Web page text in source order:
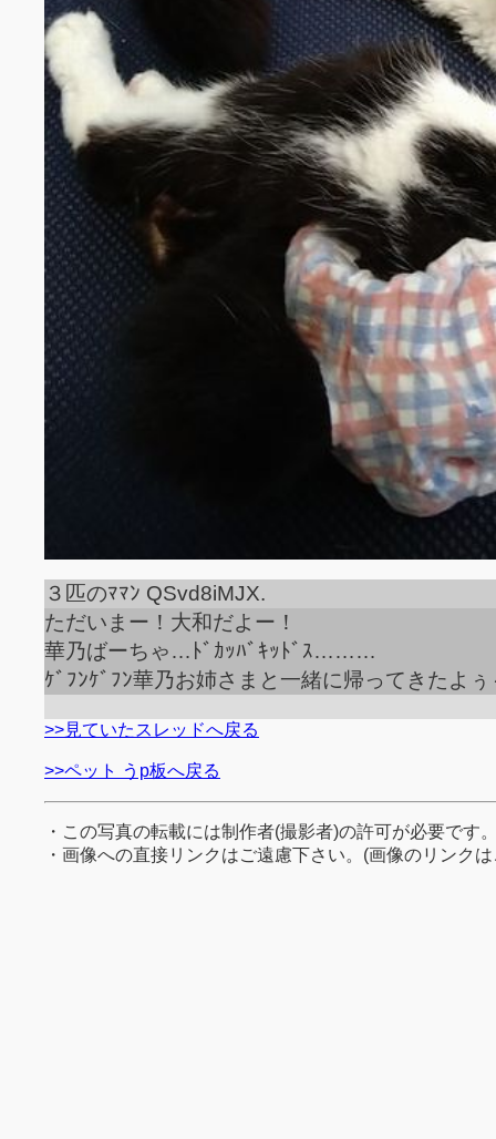
３匹のﾏﾏﾝ QSvd8iMJX.
ただいまー！大和だよー！
華乃ばーちゃ…ﾄﾞｶｯﾊﾞｷｯﾄﾞｽ………
ｹﾞﾌﾝｹﾞﾌﾝ華乃お姉さまと一緒に帰ってきたよぅ
>>見ていたスレッドへ戻る
>>ペット うp板へ戻る
・この写真の転載には制作者(撮影者)の許可が必要です
・画像への直接リンクはご遠慮下さい。(画像のリンク